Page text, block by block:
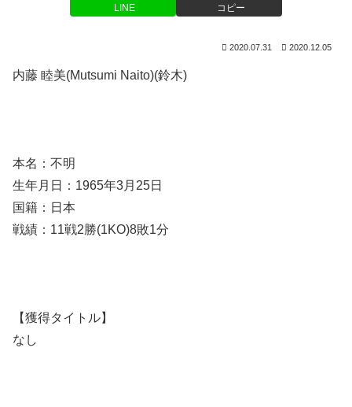
LINE コピー
2020.07.31 2020.12.05
内藤 睦美(Mutsumi Naito)(鈴木)
本名：不明
生年月日：1965年3月25日
国籍：日本
戦績：11戦2勝(1KO)8敗1分
【獲得タイトル】
なし